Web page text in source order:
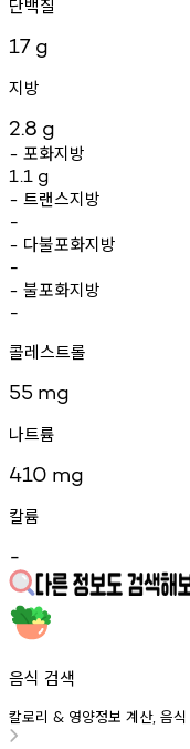
단백질
17 g
지방
2.8 g
- 포화지방
1.1 g
- 트랜스지방
-
- 다불포화지방
-
- 불포화지방
-
콜레스트롤
55 mg
나트륨
410 mg
칼륨
-
음식 검색
칼로리 & 영양정보 계산, 음식